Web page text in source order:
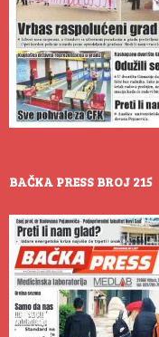
BAČKA PRESS BROJ 215